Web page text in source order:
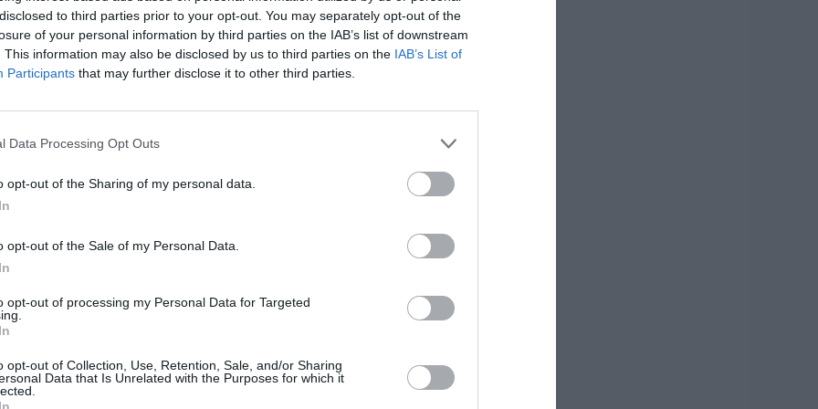
to third parties prior to your opt-out. You may separately opt-out of the
of your personal information by third parties on the IAB’s list of downstream
This information may also be disclosed by us to third parties on the IAB’s List of
Participants that may further disclose it to other third parties.
Data Processing Opt Outs
opt-out of the Sharing of my personal data.
opt-out of the Sale of my Personal Data.
opt-out of processing my Personal Data for Targeted
opt-out of Collection, Use, Retention, Sale, and/or Sharing
Data that Is Unrelated with the Purposes for which it
της εκκίνησης.
μαζί.
το Δημοτικό Κατάστημα Κορώνης.
γήπεδο ποδοσφαίρου.
των 3 πρώτων από κάθε κατηγορία, στο Δημοτικό
οι αθλητές – αθλήτριες, κάτοχοι δελτίου Ε.Ο.Π., στις
από 17 ετών (γενν.2009) και άνω (υποχρεούνται
το ΔΕΛΤΙΟ SPORTIVE το οποίο